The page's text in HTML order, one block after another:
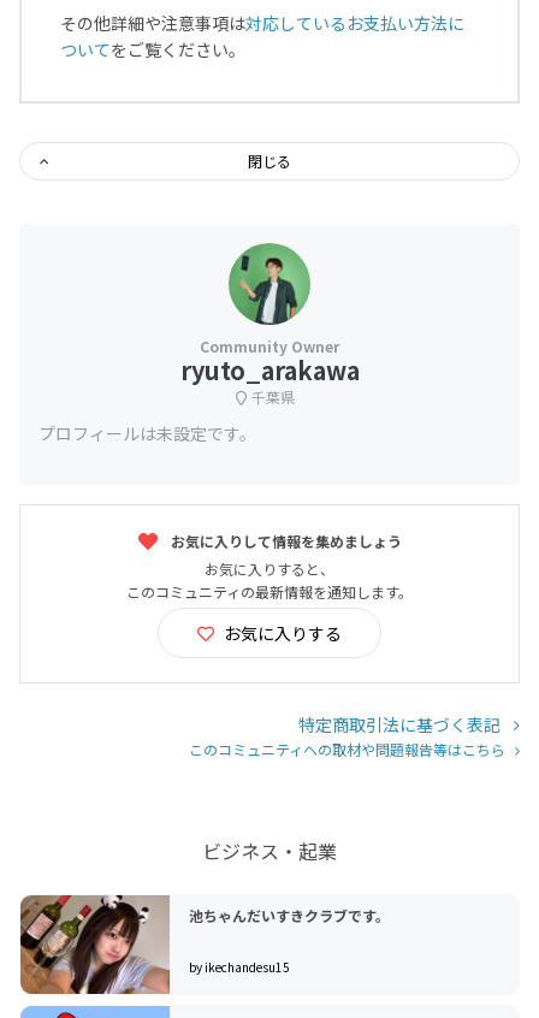
その他詳細や注意事項は対応しているお支払い方法に
ついてをご覧ください。
閉じる
ryuto_arakawa
千葉県
プロフィールは未設定です。
お気に入りして情報を集めましょう
お気に入りすると、
このコミュニティの最新情報を通知します。
お気に入りする
特定商取引法に基づく表記
このコミュニティへの取材や問題報告等はこちら
ビジネス・起業
池ちゃんだいすきクラブです。
by ikechandesu15